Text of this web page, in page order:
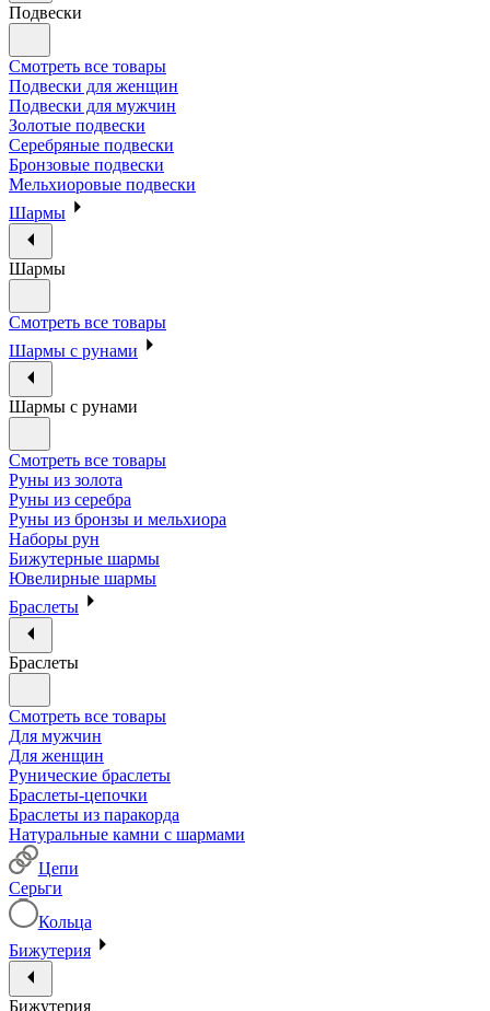
Подвески
Смотреть все товары
Подвески для женщин
Подвески для мужчин
Золотые подвески
Серебряные подвески
Бронзовые подвески
Мельхиоровые подвески
Шармы
Шармы
Смотреть все товары
Шармы с рунами
Шармы с рунами
Смотреть все товары
Руны из золота
Руны из серебра
Руны из бронзы и мельхиора
Наборы рун
Бижутерные шармы
Ювелирные шармы
Браслеты
Браслеты
Смотреть все товары
Для мужчин
Для женщин
Рунические браслеты
Браслеты-цепочки
Браслеты из паракорда
Натуральные камни с шармами
Цепи
Серьги
Кольца
Бижутерия
Бижутерия